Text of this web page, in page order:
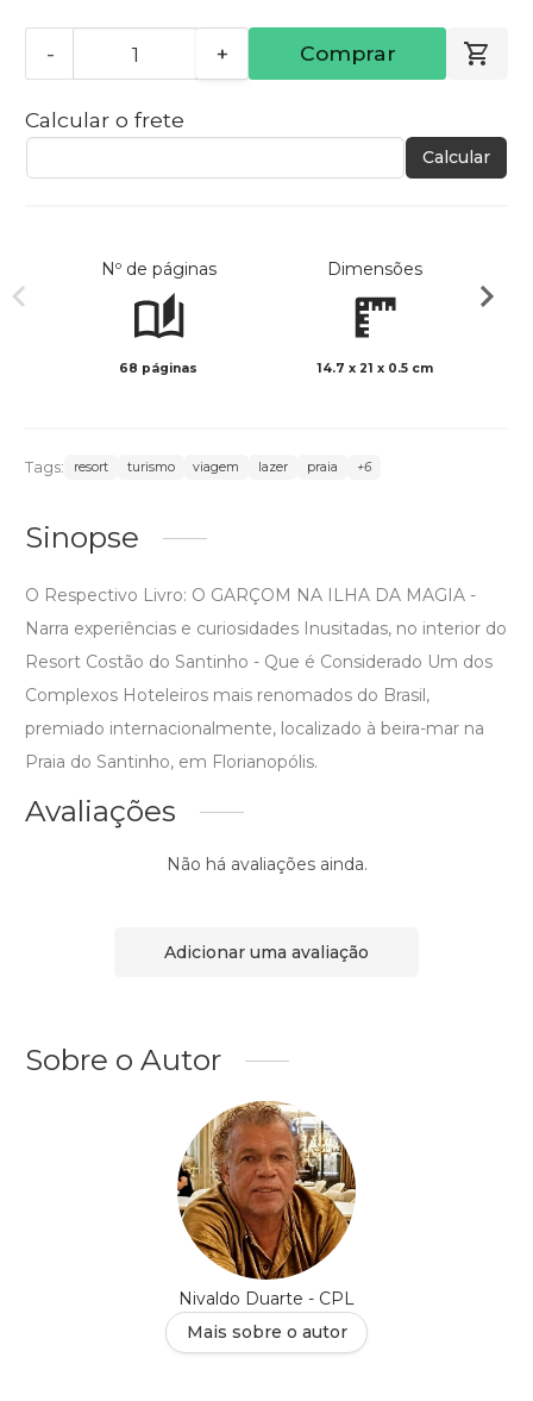
- + Comprar
Calcular o frete
Calcular
Nº de páginas
68 páginas
Dimensões
14.7 x 21 x 0.5 cm
Tags: resort turismo viagem lazer praia +6
Sinopse
O Respectivo Livro: O GARÇOM NA ILHA DA MAGIA -
Narra experiências e curiosidades Inusitadas, no interior do
Resort Costão do Santinho - Que é Considerado Um dos
Complexos Hoteleiros mais renomados do Brasil,
premiado internacionalmente, localizado à beira-mar na
Praia do Santinho, em Florianopólis.
Avaliações
Não há avaliações ainda.
Adicionar uma avaliação
Sobre o Autor
Nivaldo Duarte - CPL
Mais sobre o autor